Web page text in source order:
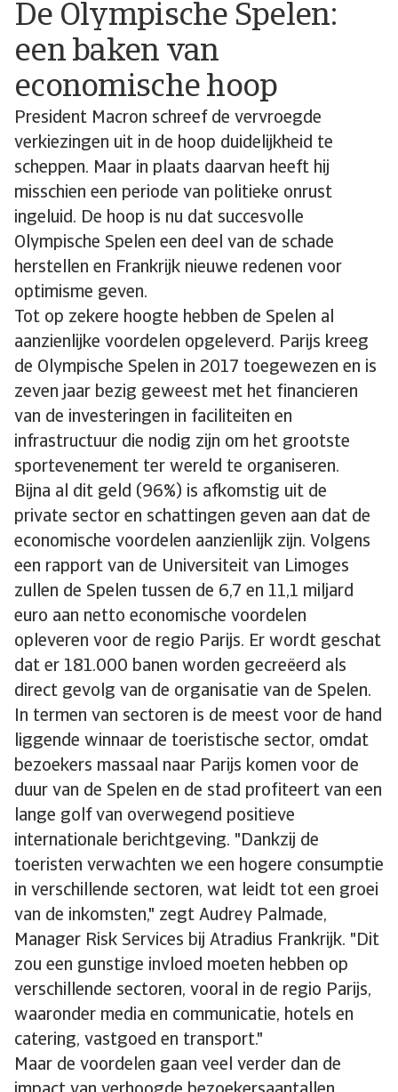
De Olympische Spelen:
een baken van
economische hoop
President Macron schreef de vervroegde
verkiezingen uit in de hoop duidelijkheid te
scheppen. Maar in plaats daarvan heeft hij
misschien een periode van politieke onrust
ingeluid. De hoop is nu dat succesvolle
Olympische Spelen een deel van de schade
herstellen en Frankrijk nieuwe redenen voor
optimisme geven.
Tot op zekere hoogte hebben de Spelen al
aanzienlijke voordelen opgeleverd. Parijs kreeg
de Olympische Spelen in 2017 toegewezen en is
zeven jaar bezig geweest met het financieren
van de investeringen in faciliteiten en
infrastructuur die nodig zijn om het grootste
sportevenement ter wereld te organiseren.
Bijna al dit geld (96%) is afkomstig uit de
private sector en schattingen geven aan dat de
economische voordelen aanzienlijk zijn. Volgens
een rapport van de Universiteit van Limoges
zullen de Spelen tussen de 6,7 en 11,1 miljard
euro aan netto economische voordelen
opleveren voor de regio Parijs. Er wordt geschat
dat er 181.000 banen worden gecreëerd als
direct gevolg van de organisatie van de Spelen.
In termen van sectoren is de meest voor de hand
liggende winnaar de toeristische sector, omdat
bezoekers massaal naar Parijs komen voor de
duur van de Spelen en de stad profiteert van een
lange golf van overwegend positieve
internationale berichtgeving. "Dankzij de
toeristen verwachten we een hogere consumptie
in verschillende sectoren, wat leidt tot een groei
van de inkomsten," zegt Audrey Palmade,
Manager Risk Services bij Atradius Frankrijk. "Dit
zou een gunstige invloed moeten hebben op
verschillende sectoren, vooral in de regio Parijs,
waaronder media en communicatie, hotels en
catering, vastgoed en transport."
Maar de voordelen gaan veel verder dan de